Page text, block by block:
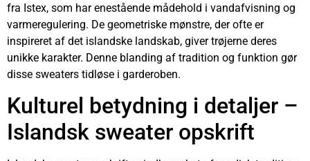
fra Istex, som har enestående mådehold i vandafvisning og
varmeregulering. De geometriske mønstre, der ofte er
inspireret af det islandske landskab, giver trøjerne deres
unikke karakter. Denne blanding af tradition og funktion gør
disse sweaters tidløse i garderoben.
Kulturel betydning i detaljer –
Islandsk sweater opskrift